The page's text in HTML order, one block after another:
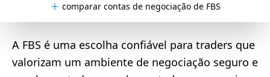
comparar contas de negociação de FBS
A FBS é uma escolha confiável para traders que
valorizam um ambiente de negociação seguro e